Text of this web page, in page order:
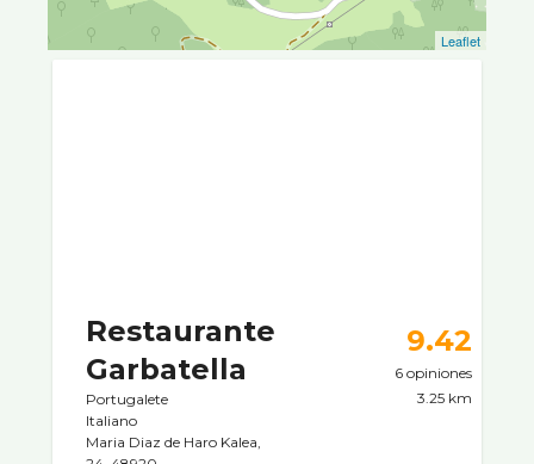
Leaflet
Restaurante
Garbatella
Portugalete
Italiano
Maria Diaz de Haro Kalea,
9.42
6 opiniones
3.25 km